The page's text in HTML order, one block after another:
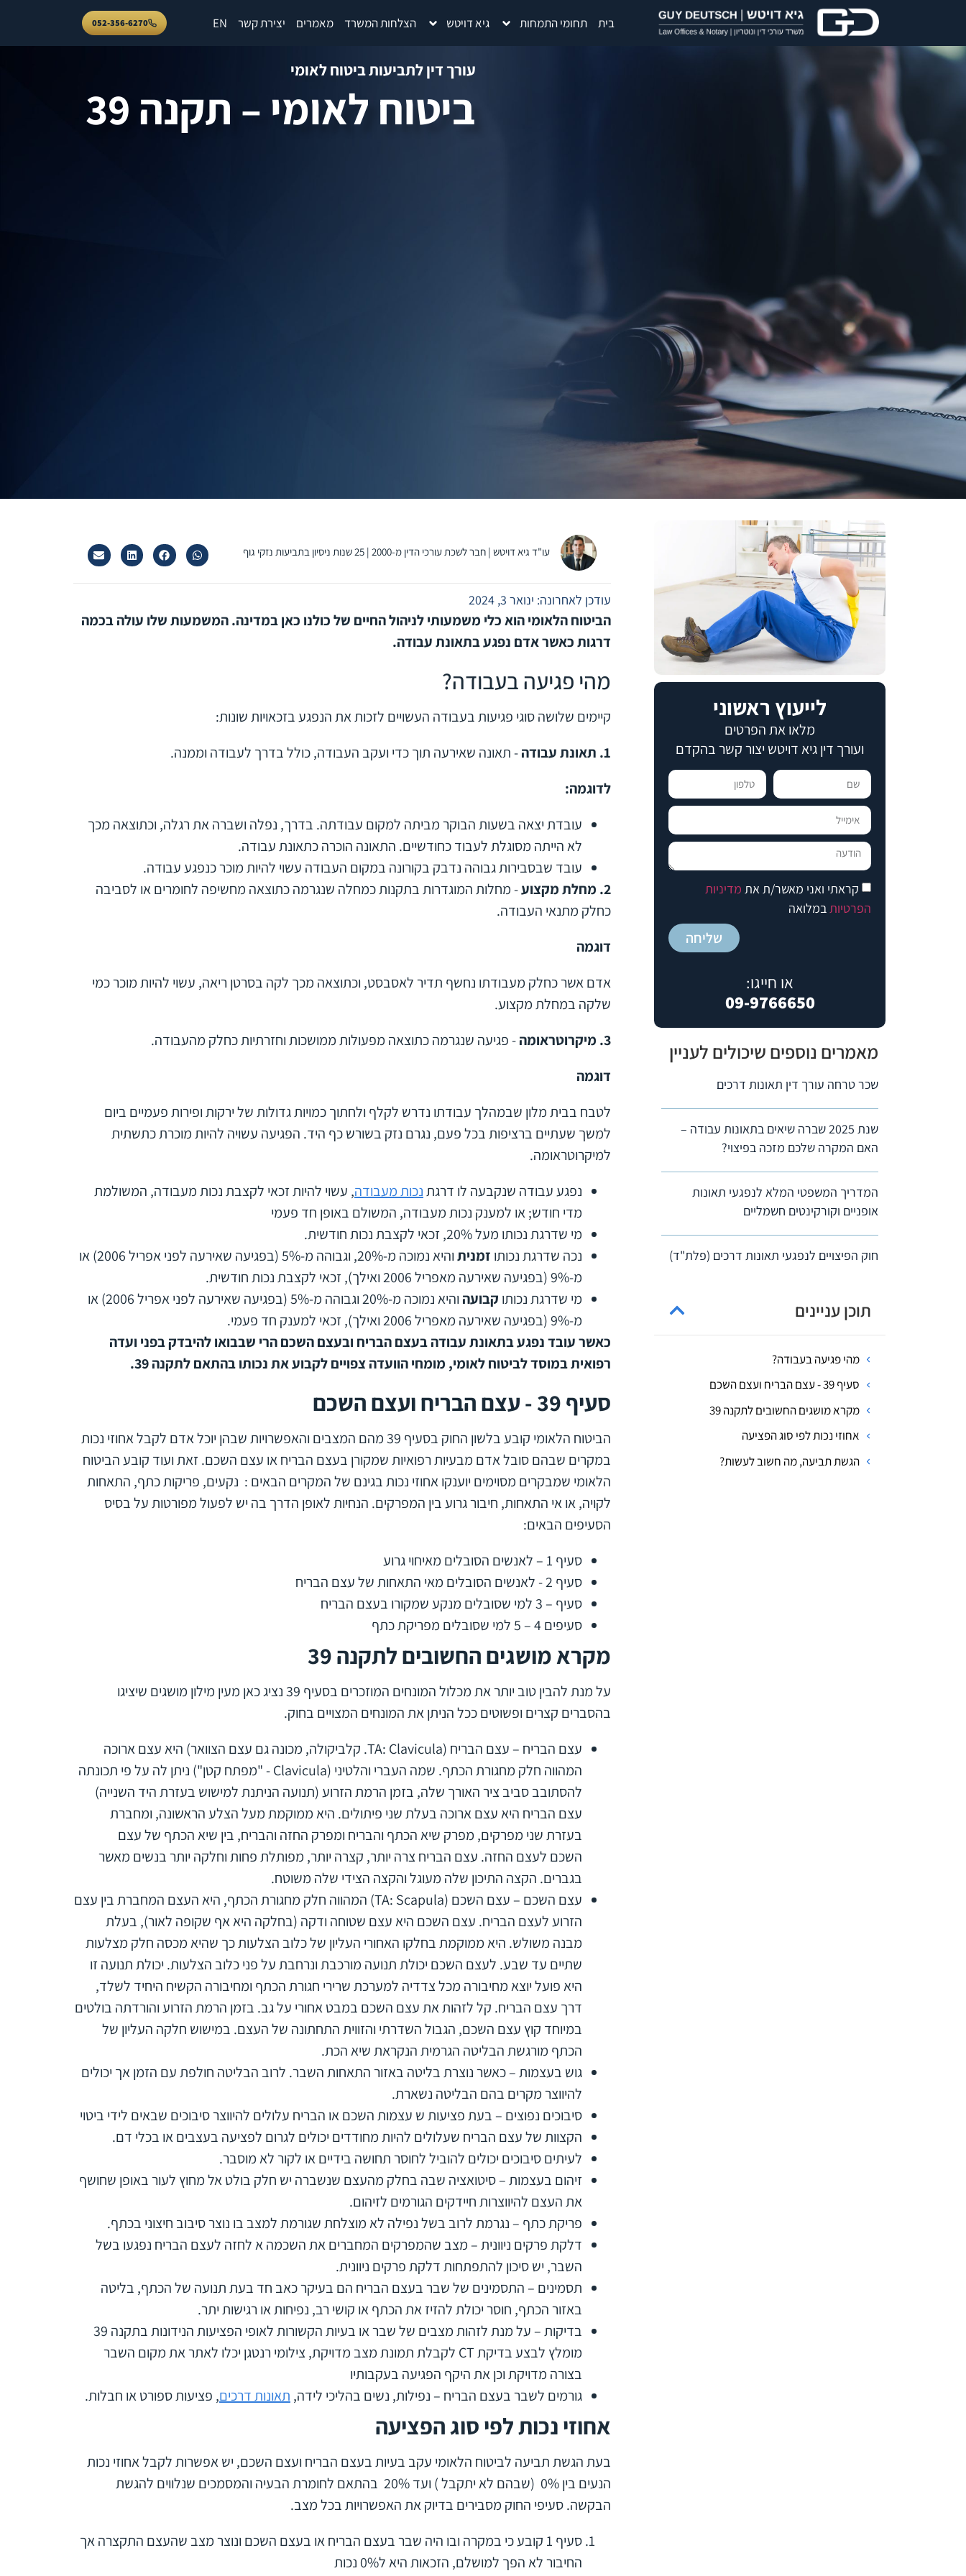
בית תחומי התמחות גיא דויטש הצלחות המשרד מאמרים יצירת קשר EN
052-356-6270
עורך דין לתביעות ביטוח לאומי
ביטוח לאומי – תקנה 39
עו"ד גיא דויטש | חבר לשכת עורכי הדין מ-2000 | 25 שנות ניסיון בתביעות נזקי גוף
עודכן לאחרונה: ינואר 3, 2024
הביטוח הלאומי הוא כלי משמעותי לניהול החיים של כולנו כאן במדינה. המשמעות שלו עולה בכמה
דרגות כאשר אדם נפגע בתאונת עבודה.
מהי פגיעה בעבודה?
קיימים שלושה סוגי פגיעות בעבודה העשויים לזכות את הנפגע בזכאויות שונות:
1. תאונת עבודה
- תאונה שאירעה תוך כדי ועקב העבודה, כולל בדרך לעבודה וממנה.
לדוגמה:
עובדת יצאה בשעות הבוקר מביתה למקום עבודתה. בדרך, נפלה ושברה את רגלה, וכתוצאה מכך
לא הייתה מסוגלת לעבוד כחודשיים. התאונה הוכרה כתאונת עבודה.
עובד שבסבירות גבוהה נדבק בקורונה במקום העבודה עשוי להיות מוכר כנפגע עבודה.
2. מחלת מקצוע- מחלות המוגדרות בתקנות כמחלה שנגרמה כתוצאה מחשיפה לחומרים או לסביבה
כחלק מתנאי העבודה.
דוגמה
אדם אשר כחלק מעבודתו נחשף תדיר לאסבסט, וכתוצאה מכך לקה בסרטן ריאה, עשוי להיות מוכר כמי
שלקה במחלת מקצוע.
3. מיקרוטראומה- פגיעה שנגרמה כתוצאה מפעולות ממושכות וחזרתיות כחלק מהעבודה.
דוגמה
לטבח בבית מלון שבמהלך עבודתו נדרש לקלף ולחתוך כמויות גדולות של ירקות ופירות פעמיים ביום
למשך שעתיים ברציפות בכל פעם, נגרם נזק בשורש כף היד. הפגיעה עשויה להיות מוכרת כתשתית
למיקרוטראומה.
נפגע עבודה שנקבעה לו דרגתנכות מעבודה, עשוי להיות זכאי לקצבת נכות מעבודה, המשולמת
מדי חודש; או למענק נכות מעבודה, המשולם באופן חד פעמי
מי שדרגת נכותו מעל 20%, זכאי לקצבת נכות חודשית.
נכה שדרגת נכותו זמנית
והיא נמוכה מ-20%, וגבוהה מ-5% (בפגיעה שאירעה לפני אפריל 2006) או
מ-9% (בפגיעה שאירעה מאפריל 2006 ואילך), זכאי לקצבת נכות חודשית.
מי שדרגת נכותו קבועה
והיא נמוכה מ-20% וגבוהה מ-5% (בפגיעה שאירעה לפני אפריל 2006) או
מ-9% (בפגיעה שאירעה מאפריל 2006 ואילך), זכאי למענק חד פעמי.
כאשר עובד נפגע בתאונת עבודה בעצם הבריח ובעצם השכם הרי שבבואו להיבדק בפני ועדה
רפואית במוסד לביטוח לאומי, מומחי הוועדה צפויים לקבוע את נכותו בהתאם לתקנה 39.
סעיף 39 - עצם הבריח ועצם השכם
הביטוח הלאומי קובע בלשון החוק בסעיף 39 מהם המצבים והאפשרויות שבהן יוכל אדם לקבל אחוזי נכות
במקרים שבהם סובל אדם מבעיות רפואיות שמקורן בעצם הבריח או עצם השכם. זאת ועוד קובע הביטוח
הלאומי שמבקרים מסוימים יוענקו אחוזי נכות בגינם של המקרים הבאים : נקעים, פריקות כתף, התאחות
לקויה, או אי התאחות, חיבור גרוע בין המפרקים. הנחיות לאופן הדרך בה יש לפעול מפורטות על בסיס
הסעיפים הבאים:
סעיף 1 – לאנשים הסובלים מאיחוי גרוע
סעיף 2 - לאנשים הסובלים מאי התאחות של עצם הבריח
סעיף – 3 למי שסובלים מנקע שמקורו בעצם הבריח
סעיפים 4 – 5 למי שסובלים מפריקת כתף
מקרא מושגים החשובים לתקנה 39
על מנת להבין טוב יותר את מכלול המונחים המוזכרים בסעיף 39 נציג כאן מעין מילון מושגים שיציגו
בהסברים קצרים ופשוטים ככל הניתן את המונחים המצויים בחוק.
עצם הבריח – עצם הבריח (TA: Clavicula. קלביקולה, מכונה גם עצם הצוואר) היא עצם ארוכה
המהווה חלק מחגורת הכתף. שמה העברי והלטיני (Clavicula - "מפתח קטן") ניתן לה על פי תכונתה
להסתובב סביב ציר האורך שלה, בזמן הרמת הזרוע (תנועה הניתנת למישוש בעזרת היד השנייה)
עצם הבריח היא עצם ארוכה בעלת שני פיתולים. היא ממוקמת מעל הצלע הראשונה, ומחברת
בעזרת שני מפרקים, מפרק שיא הכתף והבריח ומפרק החזה והבריח, בין שיא הכתף של עצם
השכם לעצם החזה. עצם הבריח צרה יותר, קצרה יותר, מפותלת פחות וחלקה יותר בנשים מאשר
בגברים. הקצה התיכון שלה מעוגל והקצה הצידי שלה משוטח.
עצם השכם – עצם השכם (TA: Scapula) המהווה חלק מחגורת הכתף, היא העצם המחברת בין עצם
הזרוע לעצם הבריח. עצם השכם היא עצם שטוחה ודקה (בחלקה היא אף שקופה לאור), בעלת
מבנה משולש. היא ממוקמת בחלקו האחורי העליון של כלוב הצלעות כך שהיא מכסה חלק מצלעות
שתיים עד שבע. לעצם השכם יכולת תנועה מורכבת ונרחבת על פני כלוב הצלעות. יכולת תנועה זו
היא פועל יוצא מחיבורה מכל צדדיה למערכת שרירי חגורת הכתף ומחיבורה הקשיח היחיד לשלד,
דרך עצם הבריח. קל לזהות את עצם השכם במבט אחורי על גב. בזמן הרמת הזרוע והורדתה בולטים
במיוחד קוץ עצם השכם, הגבול השדרתי והזווית התחתונה של העצם. במישוש חלקה העליון של
הכתף מורגשת הבליטה הגרמית הנקראת שיא הכת.
גוש בעצמות – כאשר נוצרת בליטה באזור התאחות השבר. לרוב הבליטה חולפת עם הזמן אך יכולים
להיווצר מקרים בהם הבליטה נשארת.
סיבוכים נפוצים – בעת פציעות ש עצמות השכם או הבריח עלולים להיווצר סיבוכים שבאים לידי ביטוי
הקצוות של עצם הבריח שעלולים להיות מחודדים יכולים לגרום לפציעה בעצבים או בכלי דם.
לעיתים סיבוכים יכולים להוביל לחוסר תחושה בידיים או לקור לא מוסבר.
זיהום בעצמות – סיטואציה שבה בחלק מהעצם שנשברה יש חלק בולט אל מחוץ לעור באופן שחושף
את העצם להיווצרות חיידקים הגורמים לזיהום.
פריקת כתף – נגרמת לרוב בשל נפילה לא מוצלחת שגורמת למצב בו נוצר סיבוב חיצוני בכתף.
דלקת פרקים ניוונית – מצב שהמפרקים המחברים את השכמה א לחזה לעצם הבריח נפגעו בשל
השבר, יש סיכון להתפתחות דלקת פרקים ניוונית.
תסמינים – התסמינים של שבר בעצם הבריח הם בעיקר כאב חד בעת תנועה של הכתף, בליטה
באזור הכתף, חוסר יכולת להזיז את הכתף או קושי רב, נפיחות או רגישות יתר.
בדיקות – על מנת לזהות מצבים של שבר או בעיות הקשורות לאופי הפציעות הנידונות בתקנה 39
מומלץ לבצע בדיקת CT לקבלת תמונת מצב מדויקת, צילומי רנטגן יכלו לאתר את מקום השבר
בצורה מדויקת וכן את היקף הפגיעה בעקבותיו
גורמים לשבר בעצם הבריח – נפילות, נשים בהליכי לידה, תאונות דרכים, פציעות ספורט או חבלות.
אחוזי נכות לפי סוג הפציעה
בעת הגשת תביעה לביטוח הלאומי עקב בעיות בעצם הבריח ועצם השכם, יש אפשרות לקבל אחוזי נכות
הנעים בין 0% (שבהם לא יתקבל ) ועד 20% בהתאם לחומרת הבעיה והמסמכים שנלווים להגשת
הבקשה. סעיפי החוק מסבירים בדיוק את האפשרויות בכל מצב.
סעיף 1 קובע כי במקרה ובו היה שבר בעצם הבריח או בעצם השכם ונוצר מצב שהעצם התקצרה אך
החיבור לא הפך למושלם, הזכאות היא ל0% נכות
לייעוץ ראשוני
מלאו את הפרטים
ועורך דין גיא דויטש יצור קשר בהקדם​​
קראתי ואני מאשר/ת את מדיניות
הפרטיות במלואה
שליחה
או חייגו:
09-9766650
מאמרים נוספים שיכולים לעניין
שכר טרחה עורך דין תאונות דרכים
שנת 2025 שברה שיאים בתאונות עבודה –
האם המקרה שלכם מזכה בפיצוי?
המדריך המשפטי המלא לנפגעי תאונות
אופניים וקורקינטים חשמליים
חוק הפיצויים לנפגעי תאונות דרכים (פלת"ד)
תוכן עניינים
מהי פגיעה בעבודה?
סעיף 39 - עצם הבריח ועצם השכם
מקרא מושגים החשובים לתקנה 39
אחוזי נכות לפי סוג הפציעה
הגשת תביעה, מה חשוב לעשות?